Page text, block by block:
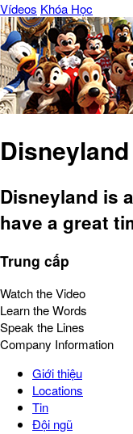
Vídeos Khóa Học
Disneyland
Disneyland is
have a great
Trung cấp
Watch the Video
Learn the Words
Speak the Lines
Company Information
Giới thiệu
Locations
Tin
Đội ngũ